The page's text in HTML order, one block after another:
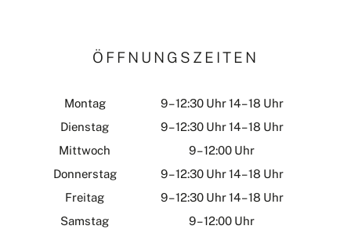
ÖFFNUNGSZEITEN
Montag
9 – 12:30 Uhr 14 – 18 Uhr
Dienstag
9 – 12:30 Uhr 14 – 18 Uhr
Mittwoch
9 – 12:00 Uhr
Donnerstag
9 – 12:30 Uhr 14 – 18 Uhr
Freitag
9 – 12:30 Uhr 14 – 18 Uhr
Samstag
9 – 12:00 Uhr